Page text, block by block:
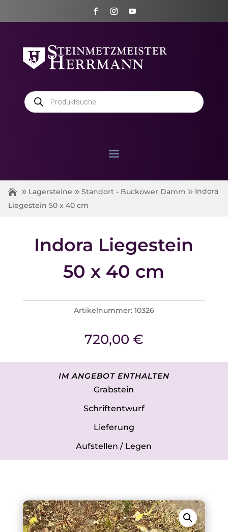
Products
search
Lagersteine Standort - Buckower Damm
Indora
Liegestein 50 x 40 cm
Indora Liegestein
50 x 40 cm
Artikelnummer: 10326
720,00 €
IM ANGEBOT ENTHALTEN
Grabstein
Schriftentwurf
Lieferung
Aufstellen / Legen